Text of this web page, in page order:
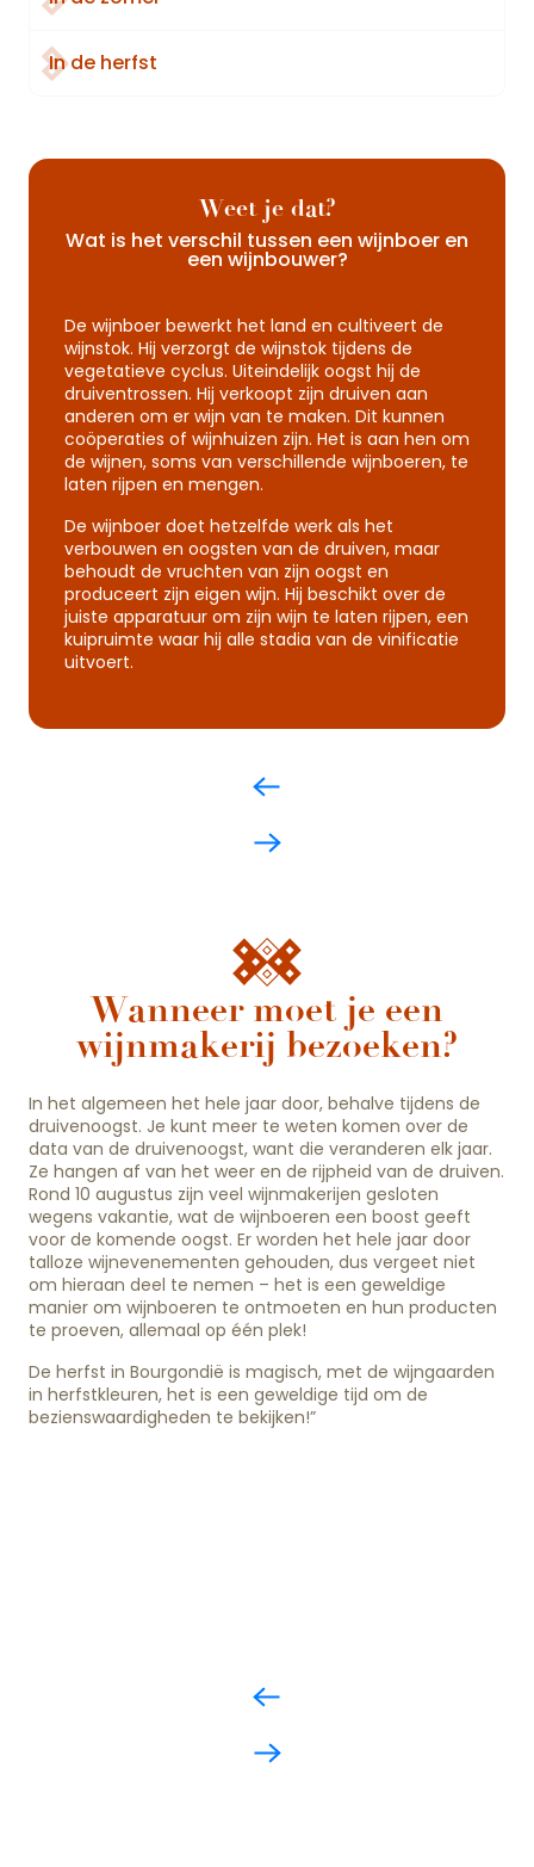
In de herfst
Weet je dat?
Wat is het verschil tussen een wijnboer en
een wijnbouwer?
De wijnboer bewerkt het land en cultiveert de
wijnstok. Hij verzorgt de wijnstok tijdens de
vegetatieve cyclus. Uiteindelijk oogst hij de
druiventrossen. Hij verkoopt zijn druiven aan
anderen om er wijn van te maken. Dit kunnen
coöperaties of wijnhuizen zijn. Het is aan hen om
de wijnen, soms van verschillende wijnboeren, te
laten rijpen en mengen.
De wijnboer doet hetzelfde werk als het
verbouwen en oogsten van de druiven, maar
behoudt de vruchten van zijn oogst en
produceert zijn eigen wijn. Hij beschikt over de
juiste apparatuur om zijn wijn te laten rijpen, een
kuipruimte waar hij alle stadia van de vinificatie
uitvoert.
Wanneer moet je een
wijnmakerij bezoeken?
In het algemeen het hele jaar door, behalve tijdens de
druivenoogst. Je kunt meer te weten komen over de
data van de druivenoogst, want die veranderen elk jaar.
Ze hangen af van het weer en de rijpheid van de druiven.
Rond 10 augustus zijn veel wijnmakerijen gesloten
wegens vakantie, wat de wijnboeren een boost geeft
voor de komende oogst. Er worden het hele jaar door
talloze wijnevenementen gehouden, dus vergeet niet
om hieraan deel te nemen – het is een geweldige
manier om wijnboeren te ontmoeten en hun producten
te proeven, allemaal op één plek!
De herfst in Bourgondië is magisch, met de wijngaarden
in herfstkleuren, het is een geweldige tijd om de
bezienswaardigheden te bekijken!”